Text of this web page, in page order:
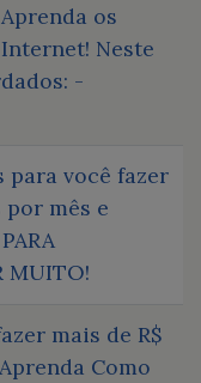
os
Neste
-
para você fazer
por mês e
MUITO!
mais de R$
Como